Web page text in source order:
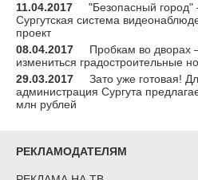
11.04.2017
"Безопасный
Сургутская система
проект
08.04.2017
Пробкам во дворах
измениться градостроительные
29.03.2017
Зато уже готовая!
администрация Сургута
млн рублей
РЕКЛАМОДАТЕЛЯМ